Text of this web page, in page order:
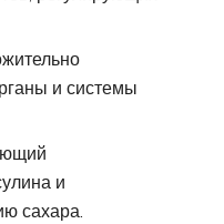
и системы
и
сахара.